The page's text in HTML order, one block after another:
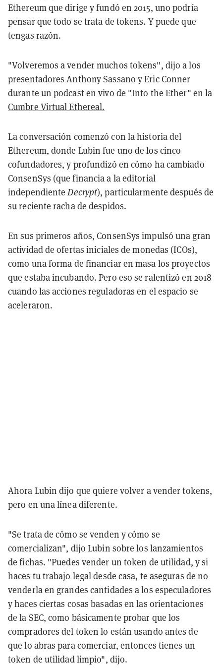
Ethereum que dirige y fundó en 2015, uno podría
pensar que todo se trata de tokens. Y puede que
tengas razón.
"Volveremos a vender muchos tokens", dijo a los
presentadores Anthony Sassano y Eric Conner
durante un podcast en vivo de "Into the Ether" en la
Cumbre Virtual Ethereal.
La conversación comenzó con la historia del
Ethereum, donde Lubin fue uno de los cinco
cofundadores, y profundizó en cómo ha cambiado
ConsenSys (que financia a la editorial
independienteDecrypt), particularmente después de
su reciente racha de despidos.
En sus primeros años, ConsenSys impulsó una gran
actividad de ofertas iniciales de monedas (ICOs),
como una forma de financiar en masa los proyectos
que estaba incubando. Pero eso se ralentizó en 2018
cuando las acciones reguladoras en el espacio se
aceleraron.
Ahora Lubin dijo que quiere volver a vender tokens,
pero en una línea diferente.
"Se trata de cómo se venden y cómo se
comercializan", dijo Lubin sobre los lanzamientos
de fichas. "Puedes vender un token de utilidad, y si
haces tu trabajo legal desde casa, te aseguras de no
venderla en grandes cantidades a los especuladores
y haces ciertas cosas basadas en las orientaciones
de la SEC, como básicamente probar que los
compradores del token lo están usando antes de
que lo abras para comerciar, entonces tienes un
token de utilidad limpio", dijo.